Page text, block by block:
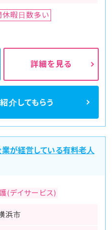
休暇日数多い
詳細を見る
紹介してもらう
が経営している有料老人
(デイサービス)
浜市